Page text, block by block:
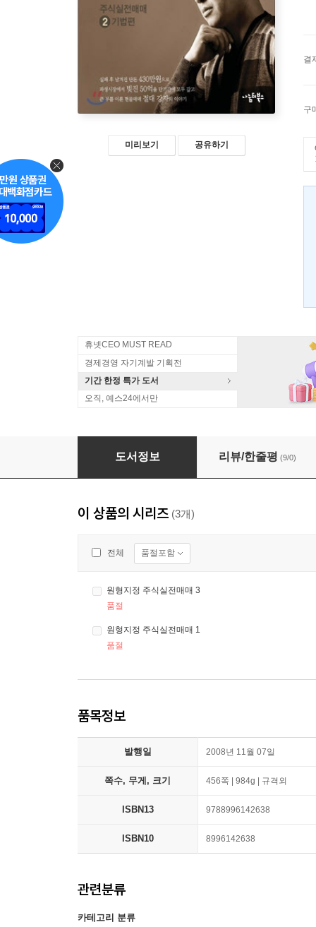
미리보기 공유하기
결
구
휴넷CEO MUST READ
경제경영 자기계발 기획전
기간 한정 특가 도서
오직, 예스24에서만
원형지정 주식실전매매 2
도서정보 리뷰/한줄평 (9/0)
이 상품의 시리즈 (3개)
전체 품절포함
원형지정 주식실전매매 3
품절
원형지정 주식실전매매 1
품절
품목정보
발행일 2008년 11월 07일
쪽수, 무게, 크기 456쪽 | 984g | 규격외
ISBN13 9788996142638
ISBN10 8996142638
관련분류
카테고리 분류